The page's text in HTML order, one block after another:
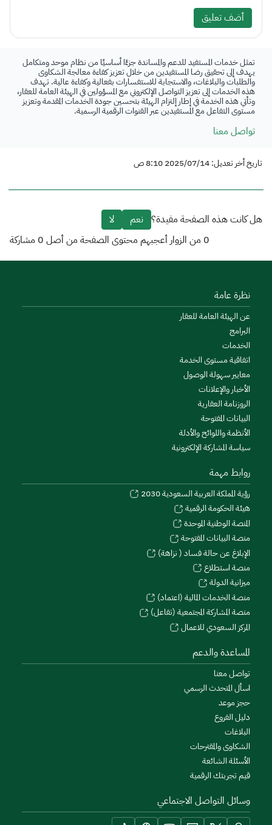
أضف تعليق
تمثل خدمات المستفيد للدعم والمساندة جزءًا أساسيًا من نظام موحد ومتكامل
يهدف إلى تحقيق رضا المستفيدين من خلال تعزيز كفاءة معالجة الشكاوى
والطلبات والبلاغات، والاستجابة للاستفسارات بفعالية وكفاءة عالية. تهدف
هذه الخدمات إلى تعزيز التواصل الإلكتروني مع المسؤولين في الهيئة العامة للعقار،
وتأتي هذه الخدمة في إطار إلتزام الهيئة بتحسين جودة الخدمات المقدمة وتعزيز
مستوى التفاعل مع المستفيدين عبر القنوات الرقمية الرسمية.
تواصل معنا
تاريخ أخر تعديل: 2025/07/14 8:10 ص
هل كانت هذه الصفحة مفيدة؟ نعم
لا
0 من الزوار أعجبهم محتوى الصفحة من أصل 0 مشاركة
نظرة عامة
عن الهيئة العامة للعقار
البرامج
الخدمات
اتفاقية مستوى الخدمة
معايير سهولة الوصول
الأخبار والإعلانات
الروزنامة العقارية
البيانات المفتوحة
الأنظمة واللوائح والأدلة
سياسة المشاركة الإلكترونية
روابط مهمة
رؤية المملكة العربية السعودية 2030
هيئة الحكومة الرقمية
المنصة الوطنية الموحدة
منصة البيانات المفتوحة
الإبلاغ عن حالة فساد ( نزاهة)
منصة استطلاع
ميزانية الدولة
منصة الخدمات المالية (اعتماد)
منصة المشاركة المجتمعية (تفاعل)
المركز السعودي للاعمال
المساعدة والدعم
تواصل معنا
اسأل المتحدث الرسمي
حجز موعد
دليل الفروع
البلاغات
الشكاوى والمقترحات
الأسئلة الشائعة
قيم تجربتك الرقمية
وسائل التواصل الاجتماعي